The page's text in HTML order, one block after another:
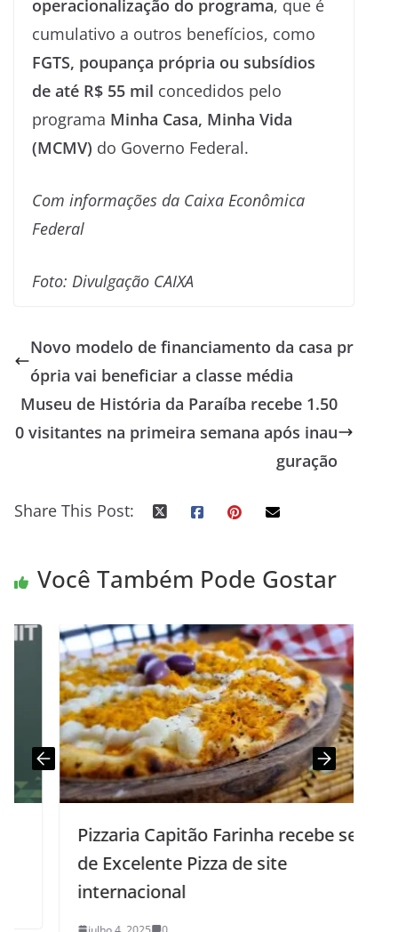
operacionalização do programa, que é
cumulativo a outros benefícios, como
FGTS, poupança própria ou subsídios
de até R$ 55 mil concedidos pelo
programa Minha Casa, Minha Vida
(MCMV) do Governo Federal.
Com informações da Caixa Econômica
Federal
Foto: Divulgação CAIXA
Novo modelo de financiamento da casa pr
ópria vai beneficiar a classe média
Museu de História da Paraíba recebe 1.50
0 visitantes na primeira semana após inau
guração
Share This Post:
Você Também Pode Gostar
Pizzaria Capitão Farinha recebe selo
de Excelente Pizza de site
internacional